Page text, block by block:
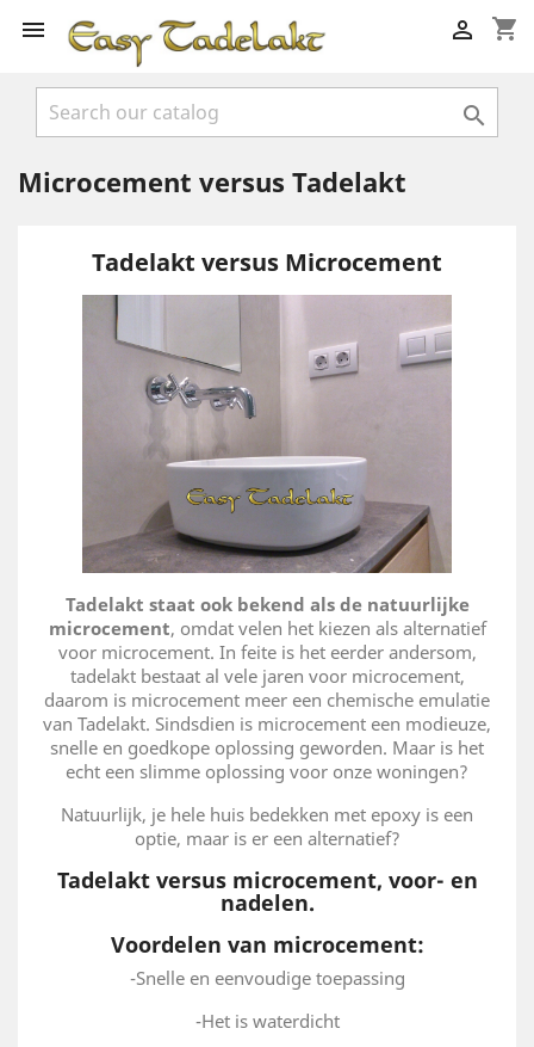
 shopping_cart


Microcement versus Tadelakt
Tadelakt versus Microcement
Tadelakt staat ook bekend als de natuurlijke
microcement, omdat velen het kiezen als alternatief
voor microcement. In feite is het eerder andersom,
tadelakt bestaat al vele jaren voor microcement,
daarom is microcement meer een chemische emulatie
van Tadelakt. Sindsdien is microcement een modieuze,
snelle en goedkope oplossing geworden. Maar is het
echt een slimme oplossing voor onze woningen?
Natuurlijk, je hele huis bedekken met epoxy is een
optie, maar is er een alternatief?
Tadelakt versus microcement, voor- en
nadelen.
Voordelen van microcement:
-Snelle en eenvoudige toepassing
-Het is waterdicht